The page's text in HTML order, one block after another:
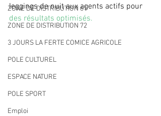
ZONE DE DISTRIBUTION 61
ZONE DE DISTRIBUTION 72
3 JOURS LA FERTE COMICE AGRICOLE
POLE CULTUREL
ESPACE NATURE
POLE SPORT
Emploi
leggings de nuit aux agents actifs pour
des résultats optimisés.